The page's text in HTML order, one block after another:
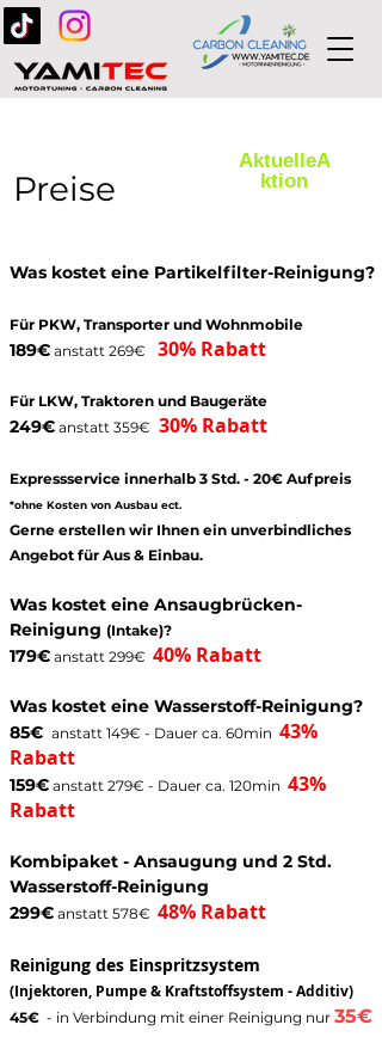
Preise
Was kostet eine Partikelfilter-Reinigung?
Für PKW, Transporter und Wohnmobile
189€ anstatt 269€ 30% Rabatt
Für LKW, Traktoren und Baugeräte
249€ anstatt 359€ 30% Rabatt
Expressservice innerhalb 3 Std. - 20€ Aufpreis
*ohne Kosten von Ausbau ect.
Gerne erstellen wir Ihnen ein unverbindliches
Angebot für Aus & Einbau.
Was kostet eine Ansaugbrücken-
Reinigung (Intake)?
179€ anstatt 299€ 40% Rabatt
Was kostet eine Wasserstoff-Reinigung?
85€ anstatt 149€ - Dauer ca. 60min 43%
Rabatt
159€ anstatt 279€ - Dauer ca. 120min 43%
Rabatt
Kombipaket - Ansaugung und 2 Std.
Wasserstoff-Reinigung
299€ anstatt 578€ 48% Rabatt
Reinigung des Einspritzsystem
(Injektoren, Pumpe & Kraftstoffsystem - Additiv)
45€ - in Verbindung mit einer Reinigung nur 35€
AktuelleA
ktion